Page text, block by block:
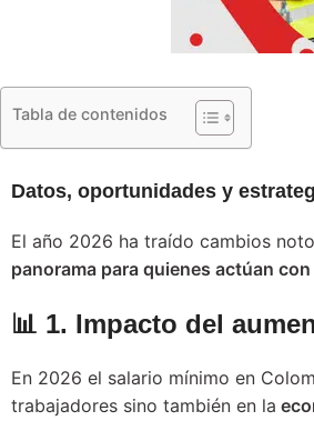
Tabla de contenidos
Datos, oportunidades y
El año 2026 ha traído cambios
panorama para quienes actúan
📊 1. Impacto del
En 2026 el salario mínimo en
trabajadores sino también en la